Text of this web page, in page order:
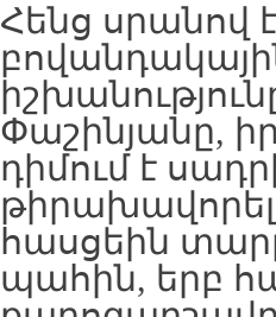
Հենց սրանով
Փաշինյանը,
դիմում է
հասցեին
պահին, երբ